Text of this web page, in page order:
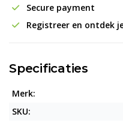
Secure payment
Registreer en ontdek
Specificaties
Merk:
SKU: